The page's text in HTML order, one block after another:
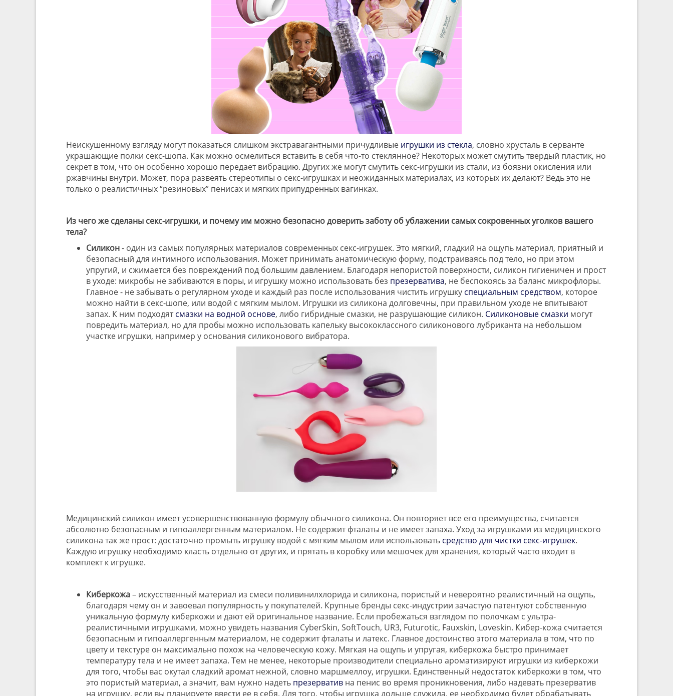
Неискушенному взгляду могут показаться слишком экстравагантными причудливые игрушки из стекла, словно хрусталь в серванте
украшающие полки секс-шопа. Как можно осмелиться вставить в себя что-то стеклянное? Некоторых может смутить твердый пластик, но
секрет в том, что он особенно хорошо передает вибрацию. Других же могут смутить секс-игрушки из стали, из боязни окисления или
ржавчины внутри. Может, пора развеять стереотипы о секс-игрушках и неожиданных материалах, из которых их делают? Ведь это не
только о реалистичных “резиновых” пенисах и мягких припудренных вагинках.
Из чего же сделаны секс-игрушки, и почему им можно безопасно доверить заботу об ублажении самых сокровенных уголков вашего
тела?
Силикон- один из самых популярных материалов современных секс-игрушек. Это мягкий, гладкий на ощупь материал, приятный и
безопасный для интимного использования. Может принимать анатомическую форму, подстраиваясь под тело, но при этом
упругий, и сжимается без повреждений под большим давлением. Благодаря непористой поверхности, силикон гигиеничен и прост
в уходе: микробы не забиваются в поры, и игрушку можно использовать без презерватива, не беспокоясь за баланс микрофлоры.
Главное - не забывать о регулярном уходе и каждый раз после использования чистить игрушку специальным средством, которое
можно найти в секс-шопе, или водой с мягким мылом. Игрушки из силикона долговечны, при правильном уходе не впитывают
запах. К ним подходятсмазки на водной основе, либо гибридные смазки, не разрушающие силикон. Силиконовые смазки могут
повредить материал, но для пробы можно использовать капельку высококлассного силиконового лубриканта на небольшом
участке игрушки, например у основания силиконового вибратора.
Медицинский силикон имеет усовершенствованную формулу обычного силикона. Он повторяет все его преимущества, считается
абсолютно безопасным и гипоаллергенным материалом. Не содержит фталаты и не имеет запаха. Уход за игрушками из медицинского
силикона так же прост: достаточно промыть игрушку водой с мягким мылом или использовать средство для чистки секс-игрушек.
Каждую игрушку необходимо класть отдельно от других, и прятать в коробку или мешочек для хранения, который часто входит в
комплект к игрушке.
Киберкожа– искусственный материал из смеси поливинилхлорида и силикона, пористый и невероятно реалистичный на ощупь,
благодаря чему он и завоевал популярность у покупателей. Крупные бренды секс-индустрии зачастую патентуют собственную
уникальную формулу киберкожи и дают ей оригинальное название. Если пробежаться взглядом по полочкам с ультра-
реалистичными игрушками, можно увидеть названия CyberSkin, SoftTouch, UR3, Futurotic, Fauxskin, Loveskin. Кибер-кожа считается
безопасным и гипоаллергенным материалом, не содержит фталаты и латекс. Главное достоинство этого материала в том, что по
цвету и текстуре он максимально похож на человеческую кожу. Мягкая на ощупь и упругая, киберкожа быстро принимает
температуру тела и не имеет запаха. Тем не менее, некоторые производители специально ароматизируют игрушки из киберкожи
для того, чтобы вас окутал сладкий аромат нежной, словно маршмеллоу, игрушки. Единственный недостаток киберкожи в том, что
это пористый материал, а значит, вам нужно надеть презерватив на пенис во время проникновения, либо надевать презерватив
на игрушку, если вы планируете ввести ее в себя. Для того, чтобы игрушка дольше служила, ее необходимо будет обрабатывать